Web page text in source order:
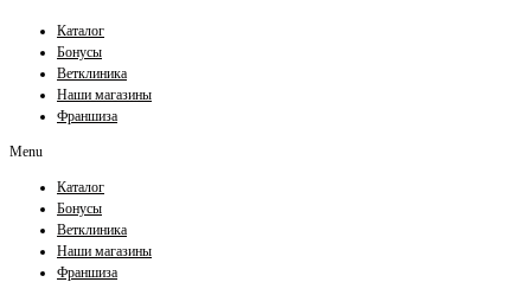
Каталог
Бонусы
Ветклиника
Наши магазины
Франшиза
Menu
Каталог
Бонусы
Ветклиника
Наши магазины
Франшиза